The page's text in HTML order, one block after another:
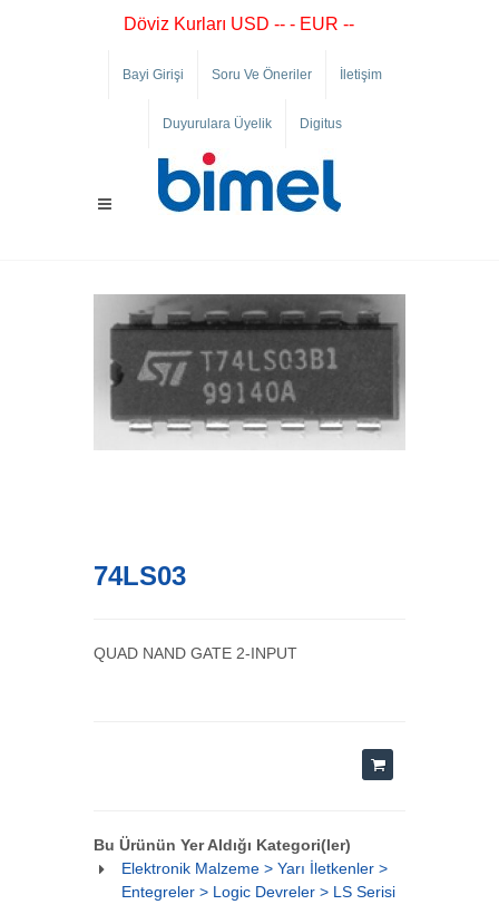
Döviz Kurları USD -- - EUR --
Bayi Girişi Soru Ve Öneriler İletişim
Duyurulara Üyelik Digitus
74LS03
QUAD NAND GATE 2-INPUT
Bu Ürünün Yer Aldığı Kategori(ler)
Elektronik Malzeme > Yarı İletkenler >
Entegreler > Logic Devreler > LS Serisi